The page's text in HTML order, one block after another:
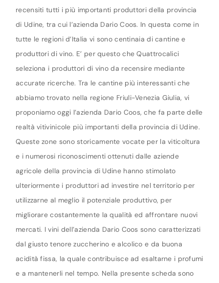
recensiti tutti i più importanti produttori della provincia
di Udine, tra cui l’azienda Dario Coos. In questa come in
tutte le regioni d’Italia vi sono centinaia di cantine e
produttori di vino. E’ per questo che Quattrocalici
seleziona i produttori di vino da recensire mediante
accurate ricerche. Tra le cantine più interessanti che
abbiamo trovato nella regione Friuli-Venezia Giulia, vi
proponiamo oggi l’azienda Dario Coos, che fa parte delle
realtà vitivinicole più importanti della provincia di Udine.
Queste zone sono storicamente vocate per la viticoltura
e i numerosi riconoscimenti ottenuti dalle aziende
agricole della provincia di Udine hanno stimolato
ulteriormente i produttori ad investire nel territorio per
utilizzarne al meglio il potenziale produttivo, per
migliorare costantemente la qualità ed affrontare nuovi
mercati. I vini dell’azienda Dario Coos sono caratterizzati
dal giusto tenore zuccherino e alcolico e da buona
acidità fissa, la quale contribuisce ad esaltarne i profumi
e a mantenerli nel tempo. Nella presente scheda sono